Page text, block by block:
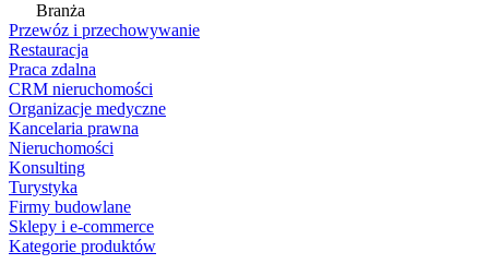
Branża
Przewóz i przechowywanie
Restauracja
Praca zdalna
CRM nieruchomości
Organizacje medyczne
Kancelaria prawna
Nieruchomości
Konsulting
Turystyka
Firmy budowlane
Sklepy i e-commerce
Kategorie produktów